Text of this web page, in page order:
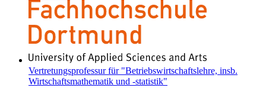
Vertretungsprofessur für "Betriebswirtschaftslehre, insb.
Wirtschaftsmathematik und -statistik"